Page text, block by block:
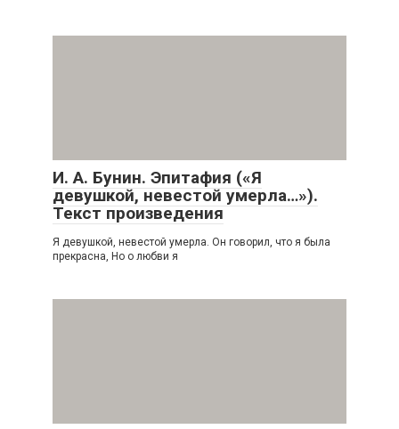
И. А. Бунин. Эпитафия («Я
девушкой, невестой умерла…»).
Текст произведения
Я девушкой, невестой умерла. Он говорил, что я была
прекрасна, Но о любви я